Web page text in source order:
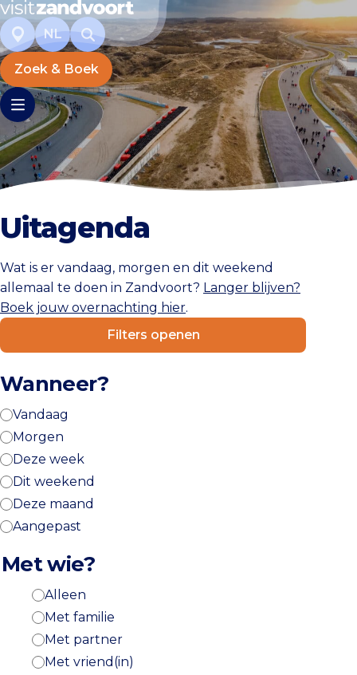
NL
Zoek & Boek
Uitagenda
Wat is er vandaag, morgen en dit weekend
allemaal te doen in Zandvoort? Langer blijven?
Boek jouw overnachting hier.
Filters openen
Wanneer?
Vandaag
Morgen
Deze week
Dit weekend
Deze maand
Aangepast
Met wie?
Alleen
Met familie
Met partner
Met vriend(in)